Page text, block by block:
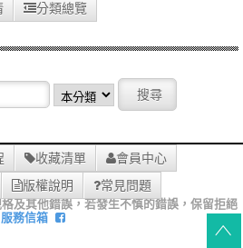
分類總覽
收藏清單
會員中心
版權說明 常見問題
及其他錯誤，若發生不慎的錯誤，保留拒絕
服務信箱